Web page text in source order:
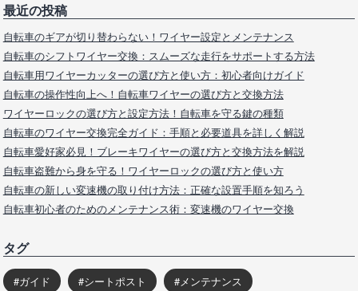
最近の投稿
自転車のギアが切り替わらない！ワイヤー設定とメンテナンス
自転車のシフトワイヤー交換：スムーズな走行をサポートする方法
自転車用ワイヤーカッターの選び方と使い方：初心者向けガイド
自転車の操作性向上へ！自転車ワイヤーの選び方と交換方法
ワイヤーロックの選び方と設定方法！自転車を守る鍵の種類
自転車のワイヤー交換完全ガイド：手順と必要道具を詳しく解説
自転車愛好家必見！ブレーキワイヤーの選び方と交換方法を解説
自転車盗難から身を守る！ワイヤーロックの選び方と使い方
自転車の新しい変速機の取り付け方法：正確な設置手順を知ろう
自転車初心者のためのメンテナンス術：変速機のワイヤー交換
タグ
ガイド シートポスト メンテナンス